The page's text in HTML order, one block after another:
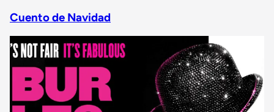
Cuento de Navidad